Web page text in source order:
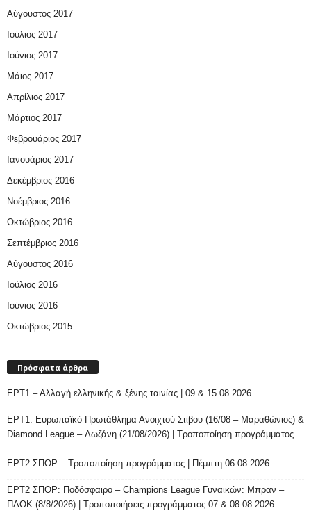
Αύγουστος 2017
Ιούλιος 2017
Ιούνιος 2017
Μάιος 2017
Απρίλιος 2017
Μάρτιος 2017
Φεβρουάριος 2017
Ιανουάριος 2017
Δεκέμβριος 2016
Νοέμβριος 2016
Οκτώβριος 2016
Σεπτέμβριος 2016
Αύγουστος 2016
Ιούλιος 2016
Ιούνιος 2016
Οκτώβριος 2015
Πρόσφατα άρθρα
ΕΡΤ1 – Αλλαγή ελληνικής & ξένης ταινίας | 09 & 15.08.2026
ΕΡΤ1: Ευρωπαϊκό Πρωτάθλημα Ανοιχτού Στίβου (16/08 – Μαραθώνιος) &
Diamond League – Λωζάνη (21/08/2026) | Τροποποίηση προγράμματος
ΕΡΤ2 ΣΠΟΡ – Τροποποίηση προγράμματος | Πέμπτη 06.08.2026
ΕΡΤ2 ΣΠΟΡ: Ποδόσφαιρο – Champions League Γυναικών: Μπραν –
ΠΑΟΚ (8/8/2026) | Τροποποιήσεις προγράμματος 07 & 08.08.2026